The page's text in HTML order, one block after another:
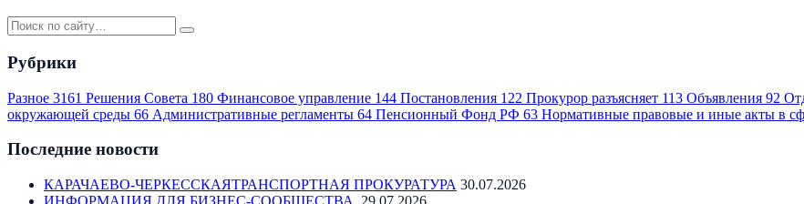
Рубрики
Разное 3161 Решения Совета 180 Финансовое управление 144 Постановления 122 Прокурор разъясняет 113 Объявления 92
окружающей среды 66 Административные регламенты 64 Пенсионный Фонд РФ 63 Нормативные правовые и иные акты в
Последние новости
КАРАЧАЕВО-ЧЕРКЕССКАЯТРАНСПОРТНАЯ ПРОКУРАТУРА 30.07.2026